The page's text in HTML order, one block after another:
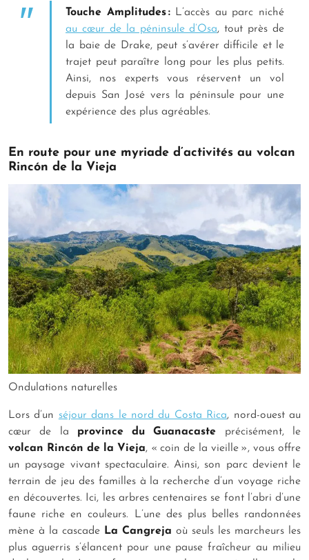
Touche Amplitudes : L’accès au parc niché
au cœur de la péninsule d’Osa, tout près de
la baie de Drake, peut s’avérer difficile et le
trajet peut paraître long pour les plus petits.
Ainsi, nos experts vous réservent un vol
depuis San José vers la péninsule pour une
expérience des plus agréables.
En route pour une myriade d’activités au volcan
Rincón de la Vieja
Ondulations naturelles
Lors d’un séjour dans le nord du Costa Rica, nord-ouest au
cœur de la province du Guanacaste précisément, le
volcan Rincón de la Vieja, « coin de la vieille », vous offre
un paysage vivant spectaculaire. Ainsi, son parc devient le
terrain de jeu des familles à la recherche d’un voyage riche
en découvertes. Ici, les arbres centenaires se font l’abri d’une
faune riche en couleurs. L’une des plus belles randonnées
mène à la cascade La Cangreja où seuls les marcheurs les
plus aguerris s’élancent pour une pause fraîcheur au milieu